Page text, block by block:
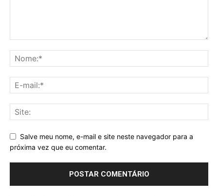
Salve meu nome, e-mail e site neste navegador para a
próxima vez que eu comentar.